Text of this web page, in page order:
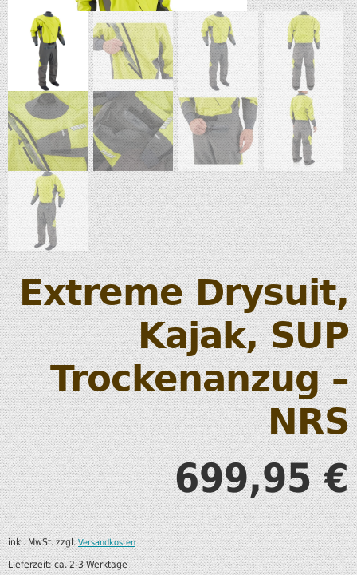
Extreme Drysuit,
Kajak, SUP
Trockenanzug –
NRS
699,95€
inkl. MwSt. zzgl.Versandkosten
Lieferzeit:ca. 2-3 Werktage